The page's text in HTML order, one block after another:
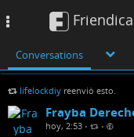
Friendica
Conversations
lifelockdiy reenvió esto.
Frayba
hoy, 2:53 • •